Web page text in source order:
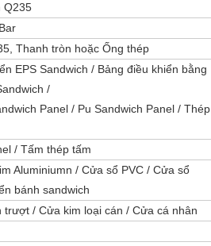
Q235
Thanh tròn hoặc Ống thép
EPS Sandwich / Bảng điều khiển bằng
/
Panel / Pu Sandwich Panel / Thép
/ Tấm thép tấm
Aluminiumn / Cửa sổ PVC / Cửa sổ
bánh sandwich
/ Cửa kim loại cán / Cửa cá nhân